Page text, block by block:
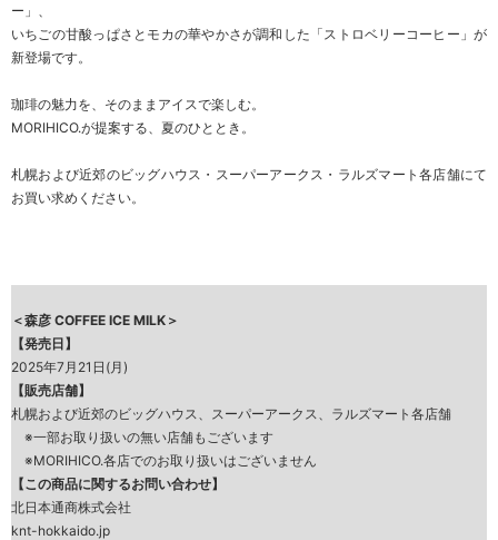
ー」、
いちごの甘酸っぱさとモカの華やかさが調和した「ストロベリーコーヒー」が
新登場です。
珈琲の魅力を、そのままアイスで楽しむ。
MORIHICO.が提案する、夏のひととき。
札幌および近郊のビッグハウス・スーパーアークス・ラルズマート各店舗にて
お買い求めください。
＜森彦 COFFEE ICE MILK＞
【発売日】
2025年7月21日(月)
【販売店舗】
札幌および近郊のビッグハウス、スーパーアークス、ラルズマート各店舗
※一部お取り扱いの無い店舗もございます
※MORIHICO.各店でのお取り扱いはございません
【この商品に関するお問い合わせ】
北日本通商株式会社
knt-hokkaido.jp